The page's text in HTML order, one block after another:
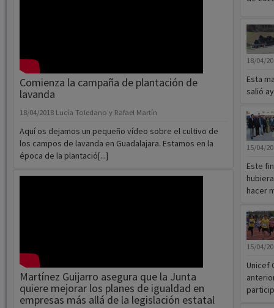
Comienza la campaña de plantación de
lavanda
18/04/2018 Lucía Toledano y Rafael Martín
Aquí os dejamos un pequeño vídeo sobre el cultivo de
los campos de lavanda en Guadalajara. Estamos en la
época de la plantació[...]
Martínez Guijarro asegura que la Junta
quiere mejorar los planes de igualdad en
empresas más allá de la legislación estatal
18/04/
Esta
salió
15/04/
Este
hacer
15/04/
Unicef